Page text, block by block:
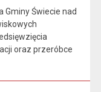
Gminy Świecie nad
oraz przeróbce